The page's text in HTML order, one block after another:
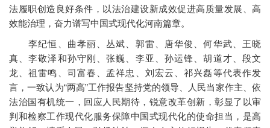
法履职创造良好条件，以法治建设新成效促进高质量发展、高
效能治理，奋力谱写中国式现代化河南篇章。
李纪恒、曲孝丽、丛斌、郭雷、唐华俊、何华武、王晓
真、李敬泽和孙守刚、张巍、李亚、孙运锋、胡道才、段文
龙、祖雷鸣、司富春、孟祥忠、刘宏云、祁兴磊等代表作发
言，一致认为“两高”工作报告坚持党的领导、人民当家作主、依
法治国有机统一，回应人民期待，锐意改革创新，彰显了以审
判和检察工作现代化服务保障中国式现代化的使命担当，是高